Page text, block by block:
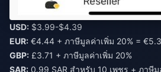
USD: $3.99-$4.39
EUR: €4.44 + ภาษีมูลค่าเพิ่ม 20% =
GBP: £3.71 + ภาษีมูลค่าเพิ่ม 20%
SAR: 0.99 SAR สำหรับ 10 เพชร + ภาษีมู